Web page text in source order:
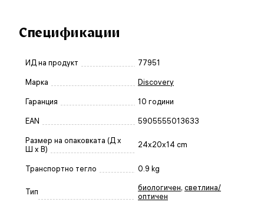
Спецификации
ИД на продукт 77951
Марка Discovery
Гаранция 10 години
EAN 5905555013633
Размер на опаковката (Д x
Ш x В)
24x20x14 cm
Транспортно тегло 0.9 kg
Тип биологичен, светлина/
оптичен